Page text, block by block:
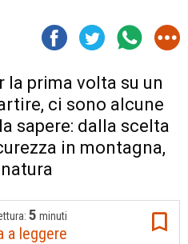
prima volta su un
ci sono alcune
sapere: dalla scelta
in montagna,
5 minuti
a leggere